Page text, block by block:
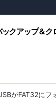
ックアップ＆ク
がFAT32にフ